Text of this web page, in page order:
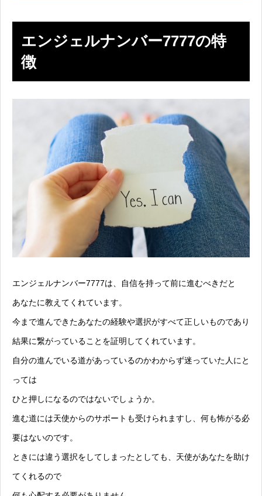
エンジェルナンバー7777の特
徴
エンジェルナンバー7777は、自信を持って前に進むべきだと
あなたに教えてくれています。
今まで進んできたあなたの経験や選択がすべて正しいものであり
結果に繋がっていることを証明してくれています。
自分の進んでいる道があっているのかわからず迷っていた人にと
っては
ひと押しになるのではないでしょうか。
進む道には天使からのサポートも受けられますし、何も怖がる必
要はないのです。
ときには違う選択をしてしまったとしても、天使があなたを助け
てくれるので